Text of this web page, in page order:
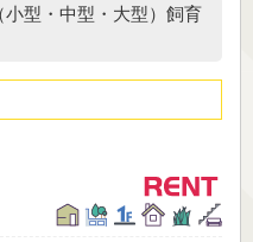
型・中型・大型）飼育